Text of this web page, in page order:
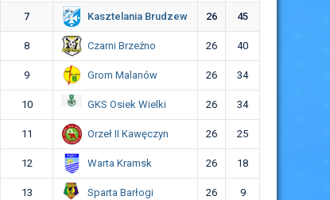
7 Kasztelania Brudzew 26 45
8 Czarni Brzeźno 26 40
9 Grom Malanów 26 34
10 GKS Osiek Wielki 26 34
11 Orzeł II Kawęczyn 26 25
12 Warta Kramsk 26 18
13 Sparta Barłogi 26 9